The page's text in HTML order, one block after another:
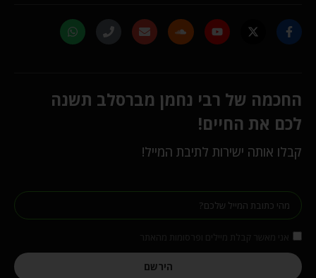
החכמה של רבי נחמן מברסלב תשנה
לכם את החיים!
קבלו אותה ישירות לתיבת המייל!
הירשם